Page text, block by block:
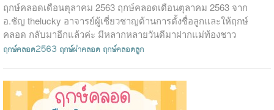
ฤกษ์คลอดเดือนตุลาคม 2563 ฤกษ์คลอดเดือนตุลาคม 2563 จาก
อ.ชัญ thelucky อาจารย์ผู้เชี่ยวชาญด้านการตั้งชื่อลูกและให้ฤกษ์
คลอด กลับมาอีกแล้วค่ะ มีหลากหลายวันดีมาฝากแม่ท้องชาว
Mamaexpert เหมือนเดิม ถ้าอยา...
ฤกษ์คลอด2563 ฤกษ์ผ่าคลอด ฤกษ์คลอดลูก